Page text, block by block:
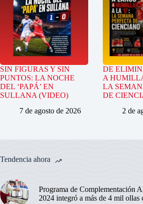
SIN FIGURAS Y SIN
PUNTOS: LA NOCHE
DEL ‘PAPÁ’ EN
SULLANA (VIDEO)
7 de agosto de 2026
DE
A
LA
DE
2 de
Tendencia ahora
Programa de Complementación
2024 integró a más de 4 mil ollas